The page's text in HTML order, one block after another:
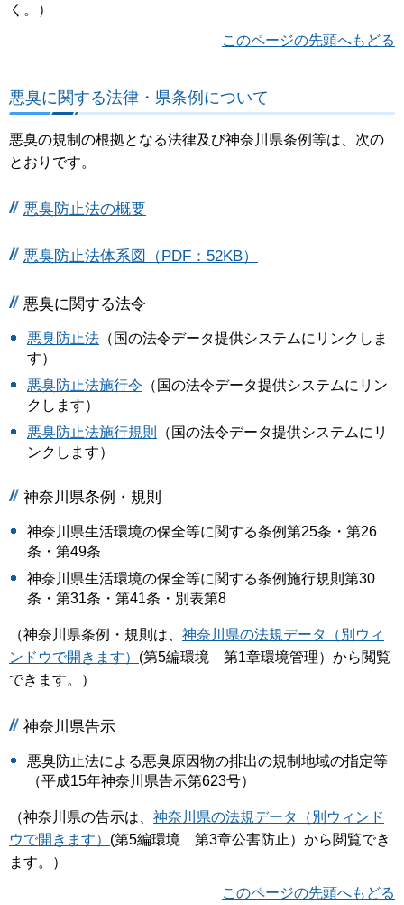
く。）
このページの先頭へもどる
悪臭に関する法律・県条例について
悪臭の規制の根拠となる法律及び神奈川県条例等は、次の
とおりです。
悪臭防止法の概要
悪臭防止法体系図（PDF：52KB）
悪臭に関する法令
悪臭防止法 （国の法令データ提供システムにリンクしま
す）
悪臭防止法施行令 （国の法令データ提供システムにリン
クします）
悪臭防止法施行規則
（国の法令データ提供システムにリ
ンクします）
神奈川県条例・規則
神奈川県生活環境の保全等に関する条例第25条・第26
条・第49条
神奈川県生活環境の保全等に関する条例施行規則第30
条・第31条・第41条・別表第8
（神奈川県条例・規則は、 神奈川県の法規データ（別ウィ
ンドウで開きます） (第5編環境 第1章環境管理）から閲覧
できます。）
神奈川県告示
悪臭防止法による悪臭原因物の排出の規制地域の指定等
（平成15年神奈川県告示第623号）
（神奈川県の告示は、 神奈川県の法規データ（別ウィンド
ウで開きます） (第5編環境 第3章公害防止）から閲覧でき
ます。）
このページの先頭へもどる